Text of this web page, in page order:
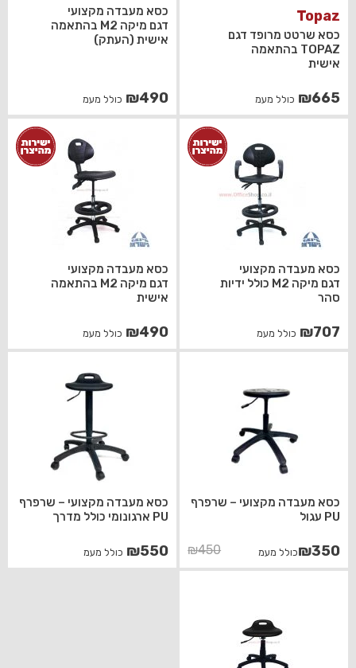
Topaz
כסא שרטט מרופד דגם
TOPAZ בהתאמה
אישית
₪665 כולל מעמ
כסא מעבדה מקצועי
דגם מיקה M2 בהתאמה
אישית (העתק)
₪490 כולל מעמ
כסא מעבדה מקצועי
דגם מיקה M2 כולל ידיות
סהר
₪707 כולל מעמ
כסא מעבדה מקצועי
דגם מיקה M2 בהתאמה
אישית
₪490 כולל מעמ
כסא מעבדה מקצועי – שרפרף
PU עגול
₪450
המחיר
המקורי
₪350
המחיר
הנוכחי
כולל מעמ
כסא מעבדה מקצועי – שרפרף
PU ארגונומי כולל מדרך
₪550 כולל מעמ